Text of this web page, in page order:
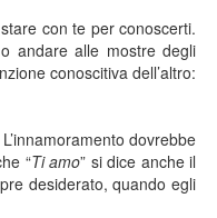
con te per conoscerti.
andare alle mostre degli
conoscitiva dell’altro:
dovrebbe
“Ti amo” si dice anche il
desiderato, quando egli